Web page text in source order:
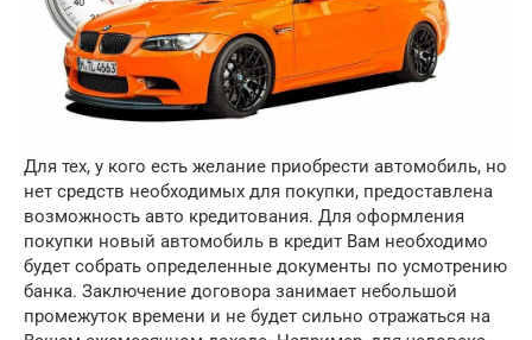
Для тех, у кого есть желание приобрести автомобиль, но
нет средств необходимых для покупки, предоставлена
возможность авто кредитования. Для оформления
покупки новый автомобиль в кредит Вам необходимо
будет собрать определенные документы по усмотрению
банка. Заключение договора занимает небольшой
промежуток времени и не будет сильно отражаться на